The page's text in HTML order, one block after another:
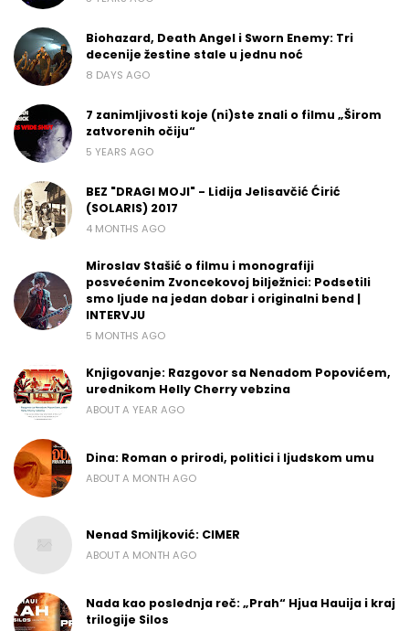
Biohazard, Death Angel i Sworn Enemy: Tri
decenije žestine stale u jednu noć
8 DAYS AGO
7 zanimljivosti koje (ni)ste znali o filmu „Širom
zatvorenih očiju“
5 YEARS AGO
BEZ "DRAGI MOJI" - Lidija Jelisavčić Ćirić
(SOLARIS) 2017
4 MONTHS AGO
Miroslav Stašić o filmu i monografiji
posvećenim Zvoncekovoj bilježnici: Podsetili
smo ljude na jedan dobar i originalni bend |
INTERVJU
5 MONTHS AGO
Knjigovanje: Razgovor sa Nenadom Popovićem,
urednikom Helly Cherry vebzina
ABOUT A YEAR AGO
Dina: Roman o prirodi, politici i ljudskom umu
ABOUT A MONTH AGO
Nenad Smiljković: CIMER
ABOUT A MONTH AGO
Nada kao poslednja reč: „Prah“ Hjua Hauija i kraj
trilogije Silos